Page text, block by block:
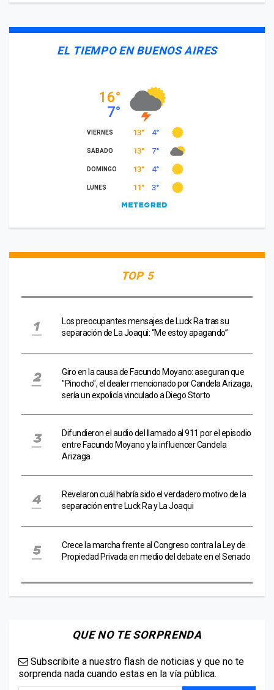
EL TIEMPO EN BUENOS AIRES
TOP 5
Los preocupantes mensajes de Luck Ra tras su
separación de La Joaqui: “Me estoy apagando”
Giro en la causa de Facundo Moyano: aseguran que
"Pinocho", el dealer mencionado por Candela Arizaga,
sería un expolicía vinculado a Diego Storto
Difundieron el audio del llamado al 911 por el episodio
entre Facundo Moyano y la influencer Candela
Arizaga
Revelaron cuál habría sido el verdadero motivo de la
separación entre Luck Ra y La Joaqui
Crece la marcha frente al Congreso contra la Ley de
Propiedad Privada en medio del debate en el Senado
QUE NO TE SORPRENDA
Subscribite a nuestro flash de noticias y que no te
sorprenda nada cuando estas en la vía pública.